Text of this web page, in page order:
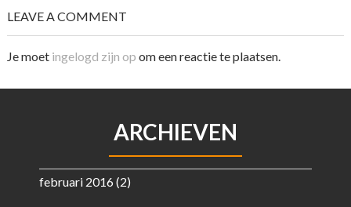
LEAVE A COMMENT
Je moet ingelogd zijn op om een reactie te plaatsen.
ARCHIEVEN
februari 2016 (2)